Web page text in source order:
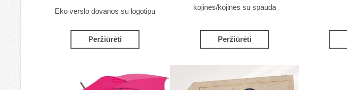
Eko verslo dovanos su logotipu
Peržiūrėti
kojinės/kojinės su spauda
Peržiūrėti